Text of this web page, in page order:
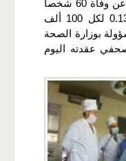
أعلنت وزارة الصحة في أوكرانيا عن وفاة 60 شخصا
بسبب الإنفلونزا، وذلك بمعدل 0.13 لكل 100 ألف
بوزارة الصحة
صحفي عقدته اليوم